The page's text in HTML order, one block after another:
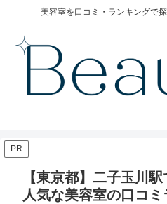
美容室を口コミ・ランキングで
PR
【東京都】二子玉川
人気な美容室の口コ